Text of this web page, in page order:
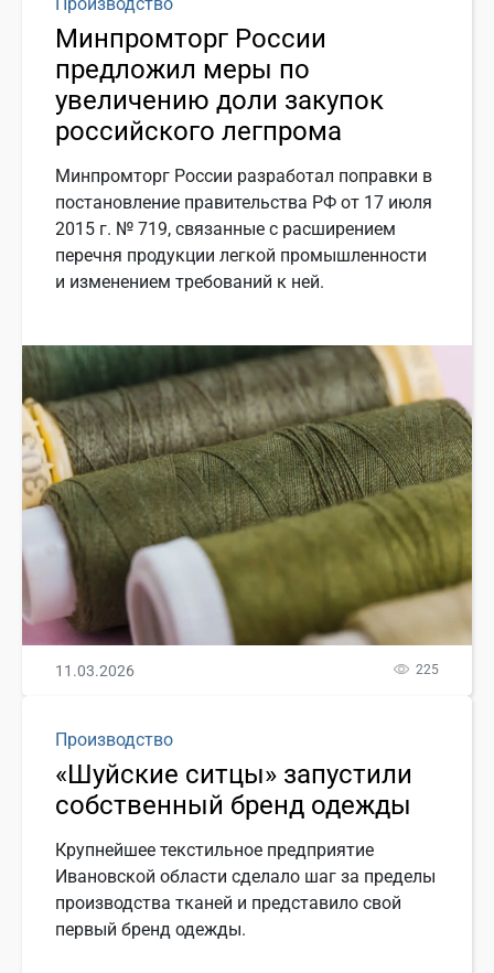
Минпромторг России
предложил меры по
увеличению доли закупок
российского легпрома
Минпромторг России разработал поправки в
постановление правительства РФ от 17 июля
2015 г. № 719, связанные с расширением
перечня продукции легкой промышленности
и изменением требований к ней.
11.03.2026 225
Производство
«Шуйские ситцы» запустили
собственный бренд одежды
Крупнейшее текстильное предприятие
Ивановской области сделало шаг за пределы
производства тканей и представило свой
первый бренд одежды.